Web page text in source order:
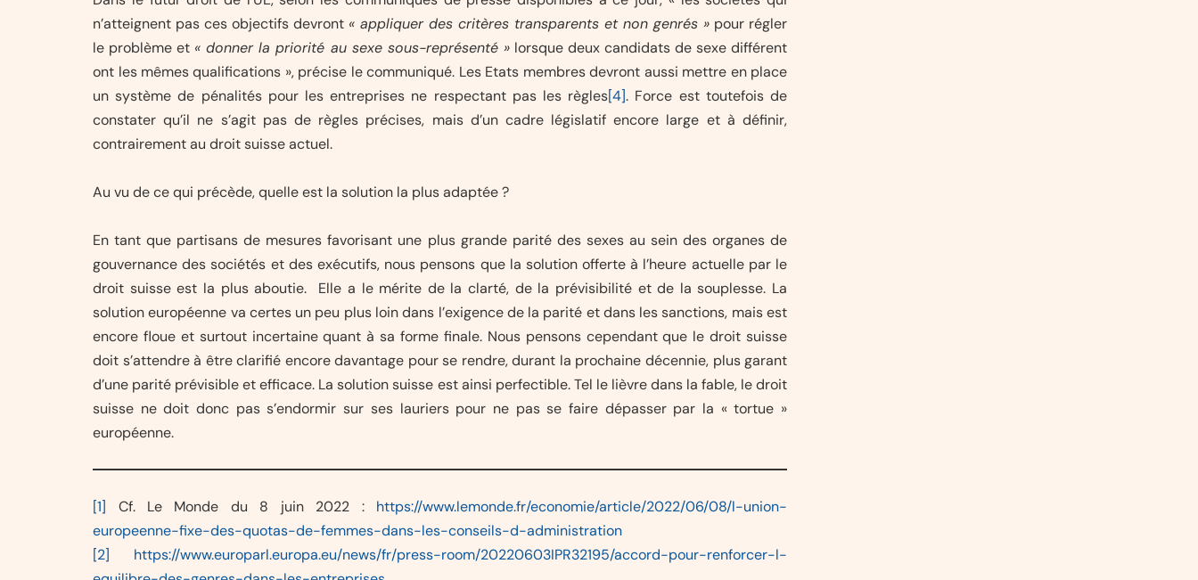
n’atteignent pas ces objectifs devront « appliquer des critères transparents et non genrés » pour régler
le problème et « donner la priorité au sexe sous-représenté »lorsque deux candidats de sexe différent
ont les mêmes qualifications », précise le communiqué. Les Etats membres devront aussi mettre en place
un système de pénalités pour les entreprises ne respectant pas les règles[4]. Force est toutefois de
constater qu’il ne s’agit pas de règles précises, mais d’un cadre législatif encore large et à définir,
contrairement au droit suisse actuel.
Au vu de ce qui précède, quelle est la solution la plus adaptée ?
En tant que partisans de mesures favorisant une plus grande parité des sexes au sein des organes de
gouvernance des sociétés et des exécutifs, nous pensons que la solution offerte à l’heure actuelle par le
droit suisse est la plus aboutie. Elle a le mérite de la clarté, de la prévisibilité et de la souplesse. La
solution européenne va certes un peu plus loin dans l’exigence de la parité et dans les sanctions, mais est
encore floue et surtout incertaine quant à sa forme finale. Nous pensons cependant que le droit suisse
doit s’attendre à être clarifié encore davantage pour se rendre, durant la prochaine décennie, plus garant
d’une parité prévisible et efficace. La solution suisse est ainsi perfectible. Tel le lièvre dans la fable, le droit
suisse ne doit donc pas s’endormir sur ses lauriers pour ne pas se faire dépasser par la « tortue »
européenne.
[1] Cf. Le Monde du 8 juin 2022 : https://www.lemonde.fr/economie/article/2022/06/08/l-union-
europeenne-fixe-des-quotas-de-femmes-dans-les-conseils-d-administration
[2]
https://www.europarl.europa.eu/news/fr/press-room/20220603IPR32195/accord-pour-renforcer-l-